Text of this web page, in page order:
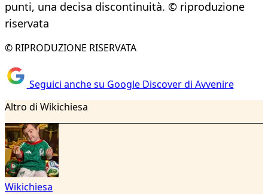
punti, una decisa discontinuità. © riproduzione
riservata
© RIPRODUZIONE RISERVATA
Seguici anche su Google Discover di Avvenire
Altro di Wikichiesa
Wikichiesa